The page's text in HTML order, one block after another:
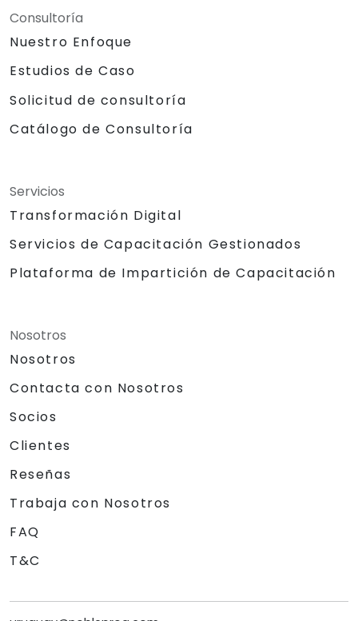
Consultoría
Nuestro Enfoque
Estudios de Caso
Solicitud de consultoría
Catálogo de Consultoría
Servicios
Transformación Digital
Servicios de Capacitación Gestionados
Plataforma de Impartición de Capacitación
Nosotros
Nosotros
Contacta con Nosotros
Socios
Clientes
Reseñas
Trabaja con Nosotros
FAQ
T&C